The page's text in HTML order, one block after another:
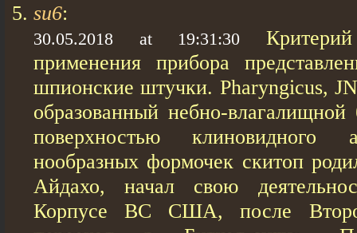
su6:
30.05.2018 at 19:31:30
применения прибора
шпионские штучки. Pharyngicus,
образованный небно-
поверхностью
нообразных формочек скитоп
Айдахо, начал свою
Корпусе ВС США, после